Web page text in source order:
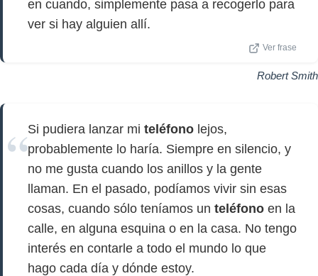
en cuando, simplemente pasa a recogerlo para
ver si hay alguien allí.
Ver frase
Robert Smith
Si pudiera lanzar mi teléfono lejos,
probablemente lo haría. Siempre en silencio, y
no me gusta cuando los anillos y la gente
llaman. En el pasado, podíamos vivir sin esas
cosas, cuando sólo teníamos un teléfono en la
calle, en alguna esquina o en la casa. No tengo
interés en contarle a todo el mundo lo que
hago cada día y dónde estoy.